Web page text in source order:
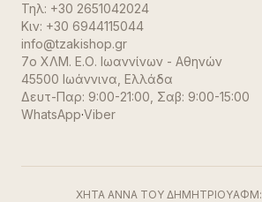
Τηλ: +30 2651042024
Κιν: +30 6944115044
info@tzakishop.gr
7ο ΧΛΜ. Ε.Ο. Ιωαννίνων - Αθηνών
45500 Ιωάννινα Ελλάδα
Δευτ-Παρ: 9:00-21:00, Σαβ: 9:00-15:00
WhatsApp·Viber
ΧΗΤΑ ΑΝΝΑ ΤΟΥ ΔΗΜΗΤΡΙΟΥΑΦΜ: